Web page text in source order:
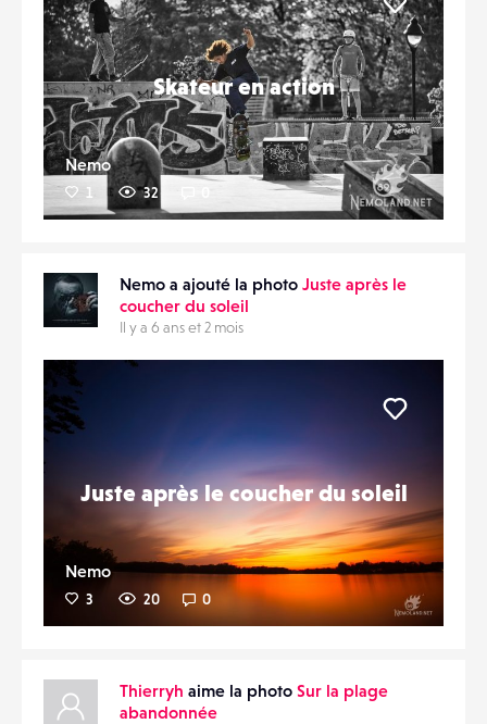
Skateur en action
Nemo
1 32
Liker
Nemo a ajouté la photo Juste après le
coucher du soleil
Il y a 6 ans et 2 mois
Juste après le coucher du soleil
Nemo
3 20 0
Thierryh aime la photo Sur la plage
abandonnée